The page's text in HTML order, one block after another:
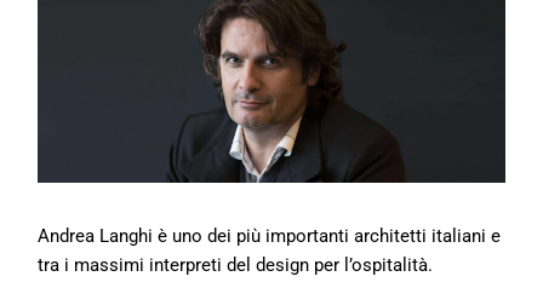
Andrea Langhi è uno dei più importanti architetti italiani e
tra i massimi interpreti del design per l’ospitalità.